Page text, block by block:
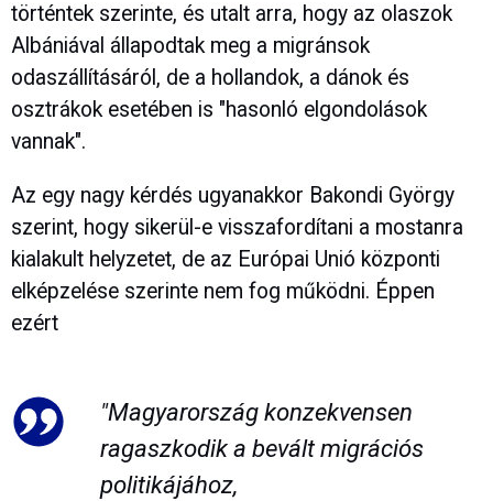
történtek szerinte, és utalt arra, hogy az olaszok
Albániával állapodtak meg a migránsok
odaszállításáról, de a hollandok, a dánok és
osztrákok esetében is "hasonló elgondolások
vannak".
Az egy nagy kérdés ugyanakkor Bakondi György
szerint, hogy sikerül-e visszafordítani a mostanra
kialakult helyzetet, de az Európai Unió központi
elképzelése szerinte nem fog működni. Éppen
ezért
"Magyarország konzekvensen
ragaszkodik a bevált migrációs
politikájához,